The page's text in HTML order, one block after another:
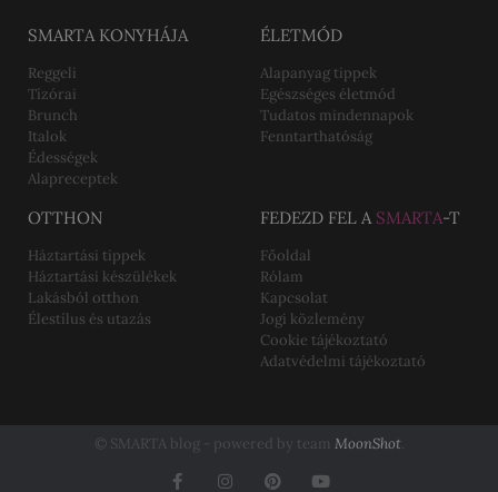
SMARTA KONYHÁJA
Reggeli
Tízórai
Brunch
Italok
Édességek
Alapreceptek
ÉLETMÓD
Alapanyag tippek
Egészséges életmód
Tudatos mindennapok
Fenntarthatóság
OTTHON
Háztartási tippek
Háztartási készülékek
Lakásból otthon
Élestílus és utazás
FEDEZD FEL A SMARTA-T
Főoldal
Rólam
Kapcsolat
Jogi közlemény
Cookie tájékoztató
Adatvédelmi tájékoztató
© SMARTA blog - powered by team MoonShot.